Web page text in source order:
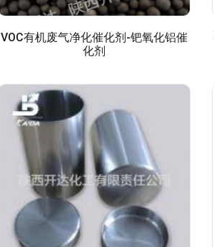
VOC有机废气净化催化剂-钯氧化铝催
化剂